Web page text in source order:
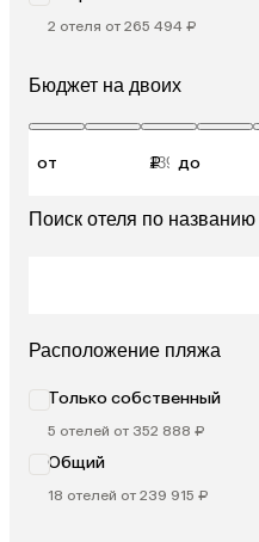
2 отеля от 265 494 ₽
Бюджет на двоих
от ₽ до
Поиск отеля по названию
Расположение пляжа
Только собственный
5 отелей от 352 888 ₽
Общий
18 отелей от 239 915 ₽